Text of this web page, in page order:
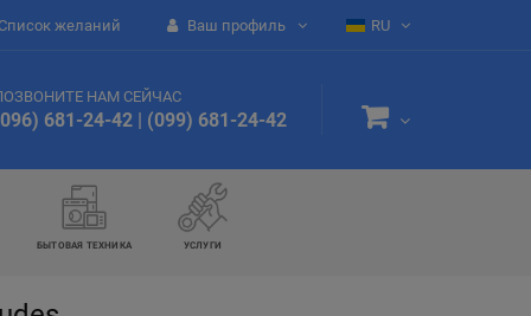
желаний Ваш профиль RU
НАМ СЕЙЧАС
681-24-42 | (099) 681-24-42
БЫТОВАЯ ТЕХНИКА УСЛУГИ